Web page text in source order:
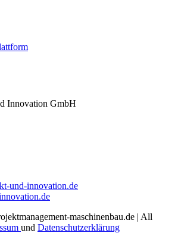
Innovation GmbH
und-innovation.de
maschinenbau.de | All
und Datenschutzerklärung